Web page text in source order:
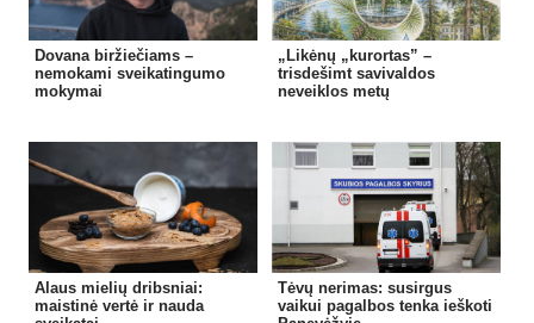
Dovana biržiečiams –
nemokami sveikatingumo
mokymai
„Likėnų „kurortas” –
trisdešimt savivaldos
neveiklos metų
Alaus mielių dribsniai:
maistinė vertė ir nauda
Tėvų nerimas: susirgus
vaikui pagalbos tenka ieškoti